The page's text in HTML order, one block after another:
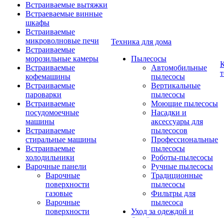
Встраиваемые вытяжки
Встраеваемые винные
шкафы
Встраиваемые
микроволновые печи
Встраиваемые
морозильные камеры
Встраиваемые
кофемашины
Встраиваемые
пароварки
Встраиваемые
посудомоечные
машины
Встраиваемые
стиральные машины
Встраиваемые
холодильники
Варочные панели
Варочные
поверхности
газовые
Варочные
поверхности
Техника для дома
Пылесосы
Автомобильные
пылесосы
Вертикальные
пылесосы
Моющие пылесосы
Насадки и
аксессуары для
пылесосов
Профессиональные
пылесосы
Роботы-пылесосы
Ручные пылесосы
Традиционные
пылесосы
Фильтры для
пылесоса
Уход за одеждой и